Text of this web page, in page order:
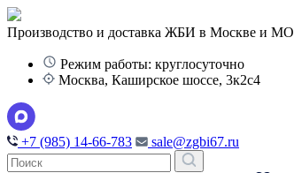
Производство и доставка ЖБИ в Москве и МО
Режим работы: круглосуточно
Москва, Каширское шоссе, 3к2с4
+7 (985) 14-66-783 sale@zgbi67.ru